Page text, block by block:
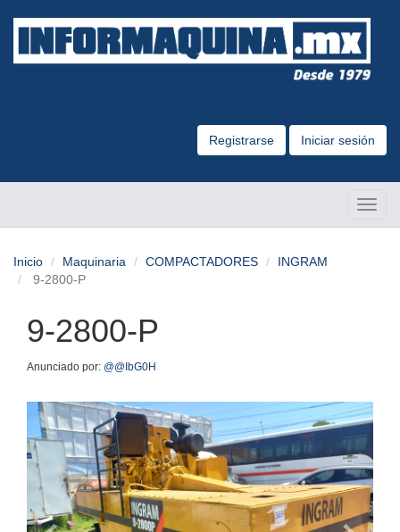
Registrarse Iniciar sesión
Inicio Maquinaria COMPACTADORES
INGRAM
9-2800-P
9-2800-P
Anunciado por: @@IbG0H